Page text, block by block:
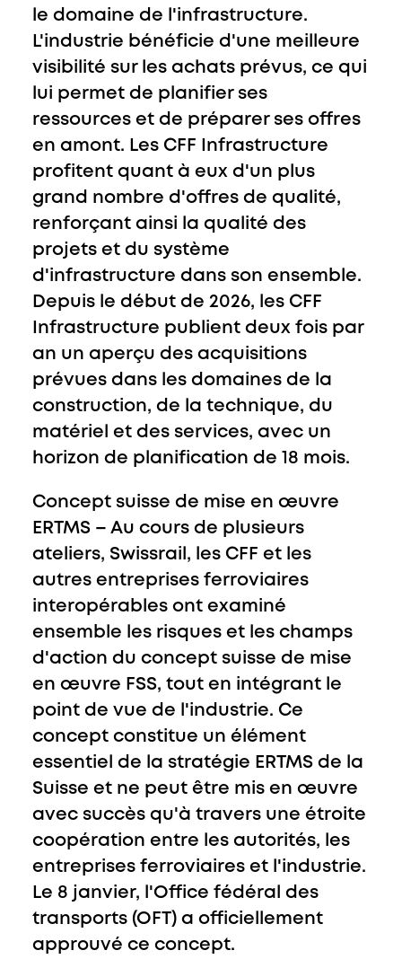
le domaine de l'infrastructure.
L'industrie bénéficie d'une meilleure
visibilité sur les achats prévus, ce qui
lui permet de planifier ses
ressources et de préparer ses offres
en amont. Les CFF Infrastructure
profitent quant à eux d'un plus
grand nombre d'offres de qualité,
renforçant ainsi la qualité des
projets et du système
d'infrastructure dans son ensemble.
Depuis le début de 2026, les CFF
Infrastructure publient deux fois par
an un aperçu des acquisitions
prévues dans les domaines de la
construction, de la technique, du
matériel et des services, avec un
horizon de planification de 18 mois.
Concept suisse de mise en œuvre
ERTMS – Au cours de plusieurs
ateliers, Swissrail, les CFF et les
autres entreprises ferroviaires
interopérables ont examiné
ensemble les risques et les champs
d'action du concept suisse de mise
en œuvre FSS, tout en intégrant le
point de vue de l'industrie. Ce
concept constitue un élément
essentiel de la stratégie ERTMS de la
Suisse et ne peut être mis en œuvre
avec succès qu'à travers une étroite
coopération entre les autorités, les
entreprises ferroviaires et l'industrie.
Le 8 janvier, l'Office fédéral des
transports (OFT) a officiellement
approuvé ce concept.